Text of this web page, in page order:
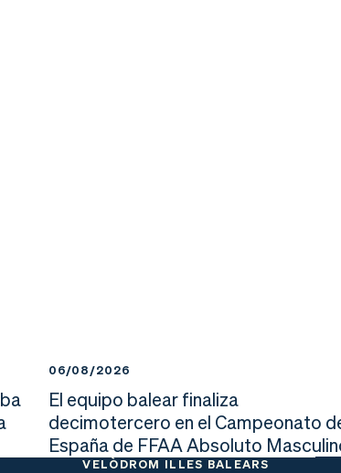
06/08/2026
El equipo balear finaliza
decimotercero en el Campeonato
España de FFAA Absoluto
VELÒDROM ILLES BALEARS